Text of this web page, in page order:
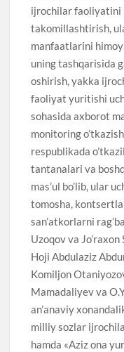
ijrochilar faoliyatini
takomillashtirish,
manfaatlarini
uning tashqarisida
oshirish, yakka
faoliyat yuritishi
sohasida axborot
monitoring
respublikada
tantanalari va
mas’ul bo’lib, ular
tomosha,
san’atkorlarni
Uzoqov va
Hoji Abdulaziz
Komiljon
Mamadaliyev va
an’anaviy
milliy sozlar
hamda «Aziz ona